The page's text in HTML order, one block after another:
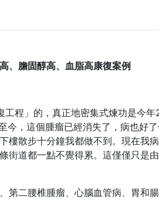
、膽固醇高、血脂高康復案例
程」的，真正地密集式煉功是今
今，這個腫瘤已經消失了，病也好
樓散步十分鐘我都做不到。現在我
街道都一點不覺得累。這僅僅只是
第二腰椎腫瘤、心腦血管病、胃和